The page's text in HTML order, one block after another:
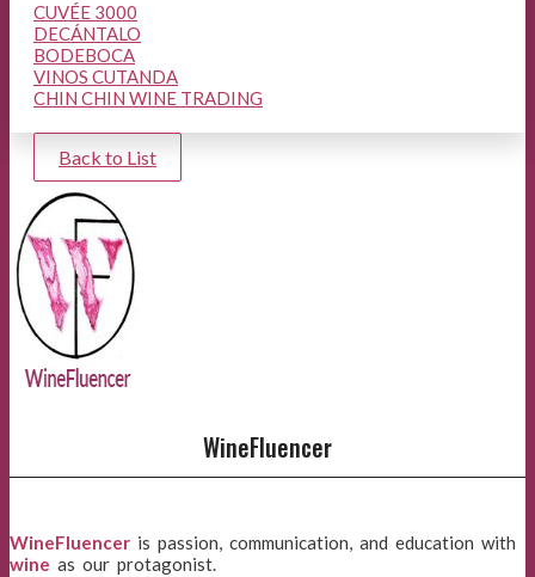
CUVÉE 3000
DECÁNTALO
BODEBOCA
VINOS CUTANDA
CHIN CHIN WINE TRADING
Back to List
WineFluencer
WineFluencer is passion, communication, and education with
wine as our protagonist.